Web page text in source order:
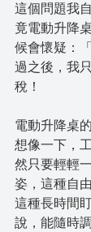
這個問題我
竟電動升降
候會懷疑：
過之後，我
稅！
電動升降桌
想像一下，
然只要輕輕
姿，這種自
這種長時間
說，能隨時